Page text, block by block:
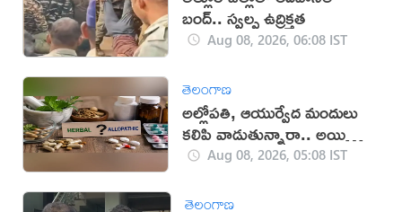
బంద్.. స్వల్ప ఉద్రిక్తత
Aug 08, 2026, 06:08 IST
తెలంగాణ
అల్లోపతి, ఆయుర్వేద మందులు
కలిపి వాడుతున్నారా.. అయితే
జాగ్రత్త!Aug 08, 2026, 05:08 IST
తెలంగాణ